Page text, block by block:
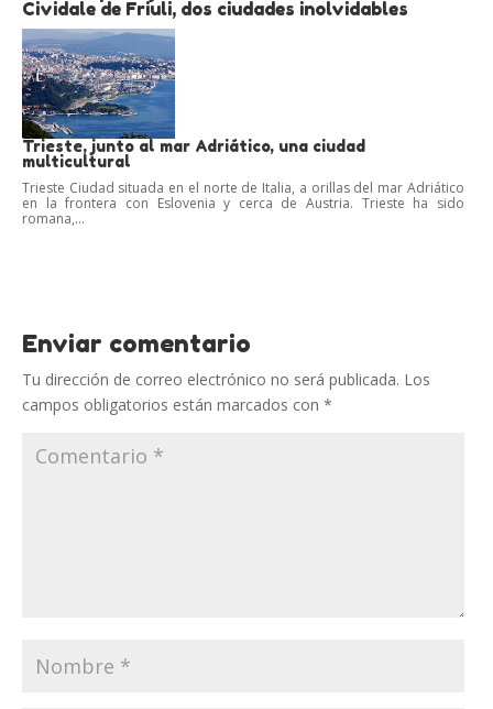
Cividale de Friuli, dos ciudades inolvidables
Trieste, junto al mar Adriático, una ciudad
multicultural
Trieste Ciudad situada en el norte de Italia, a orillas del mar Adriático
en la frontera con Eslovenia y cerca de Austria. Trieste ha sido
romana,...
Enviar comentario
Tu dirección de correo electrónico no será publicada. Los
campos obligatorios están marcados con *